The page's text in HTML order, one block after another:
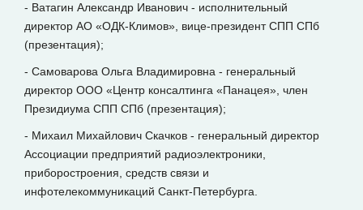
- Ватагин Александр Иванович - исполнительный
директор АО «ОДК-Климов», вице-президент СПП СПб
(презентация);
- Самоварова Ольга Владимировна - генеральный
директор ООО «Центр консалтинга «Панацея», член
Президиума СПП СПб (презентация);
- Михаил Михайлович Скачков - генеральный директор
Ассоциации предприятий радиоэлектроники,
приборостроения, средств связи и
инфотелекоммуникаций Санкт-Петербурга.